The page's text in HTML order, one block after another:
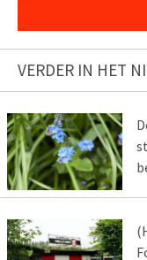
VERDER IN HET